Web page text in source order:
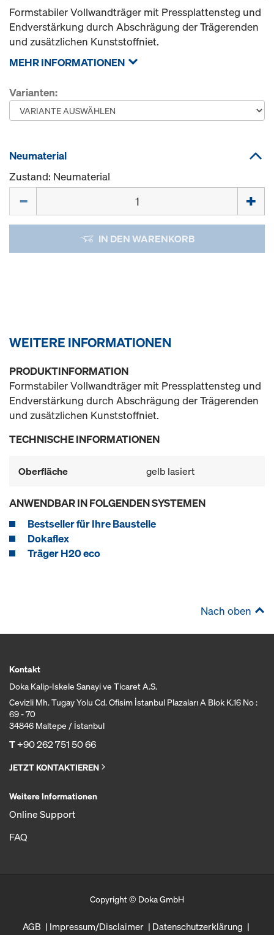
Formstabiler Vollwandträger mit Pressplattensteg und
Endverstärkung durch Abschrägung der Trägerenden
und zusätzlichen Kunststoffniet.
MEHR INFORMATIONEN
Varianten:
Neumaterial
Zustand: Neumaterial
IN DEN WARENKORB
WEITERE INFORMATIONEN
PRODUKTINFORMATION
Formstabiler Vollwandträger mit Pressplattensteg und
Endverstärkung durch Abschrägung der Trägerenden
und zusätzlichen Kunststoffniet.
TECHNISCHE INFORMATIONEN
Oberfläche gelb lasiert
ANWENDBAR IN FOLGENDEN SYSTEMEN
Bestseller für Ihre Baustelle
Dokaflex
Träger H20 eco
Nach oben
Kontakt
Doka Kalip-Iskele Sanayi ve Ticaret A.S.
Cevizli Mh. Tugay Yolu Cd. Ofisim İstanbul Plazaları A Blok K.16 No :
69 - 70
34846 Maltepe / İstanbul
T+90 262 751 50 66
JETZT KONTAKTIEREN
Weitere Informationen
Online Support
FAQ
Copyright © Doka GmbH
AGB Impressum/Disclaimer
Datenschutzerklärung